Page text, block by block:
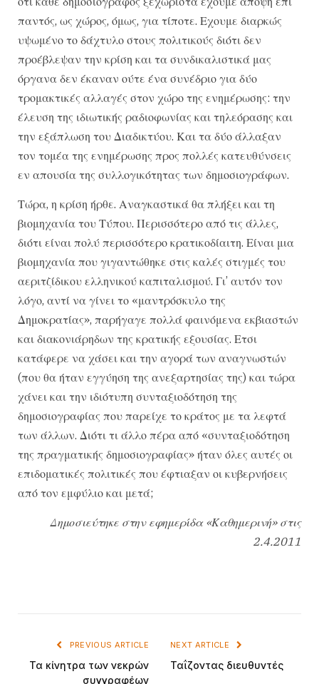
παντός, ως χώρος, όμως, για τίποτε. Εχουμε διαρκώς
υψωμένο το δάχτυλο στους πολιτικούς διότι δεν
προέβλεψαν την κρίση και τα συνδικαλιστικά μας
όργανα δεν έκαναν ούτε ένα συνέδριο για δύο
τρομακτικές αλλαγές στον χώρο της ενημέρωσης: την
έλευση της ιδιωτικής ραδιοφωνίας και τηλεόρασης και
την εξάπλωση του Διαδικτύου. Και τα δύο άλλαξαν
τον τομέα της ενημέρωσης προς πολλές κατευθύνσεις
εν απουσία της συλλογικότητας των δημοσιογράφων.
Τώρα, η κρίση ήρθε. Αναγκαστικά θα πλήξει και τη
βιομηχανία του Τύπου. Περισσότερο από τις άλλες,
διότι είναι πολύ περισσότερο κρατικοδίαιτη. Είναι μια
βιομηχανία που γιγαντώθηκε στις καλές στιγμές του
αεριτζίδικου ελληνικού καπιταλισμού. Γι’ αυτόν τον
λόγο, αντί να γίνει το «μαντρόσκυλο της
Δημοκρατίας», παρήγαγε πολλά φαινόμενα εκβιαστών
και διακονιάρηδων της κρατικής εξουσίας. Ετσι
κατάφερε να χάσει και την αγορά των αναγνωστών
(που θα ήταν εγγύηση της ανεξαρτησίας της) και τώρα
χάνει και την ιδιότυπη συνταξιοδότηση της
δημοσιογραφίας που παρείχε το κράτος με τα λεφτά
των άλλων. Διότι τι άλλο πέρα από «συνταξιοδότηση
της πραγματικής δημοσιογραφίας» ήταν όλες αυτές οι
επιδοματικές πολιτικές που έφτιαξαν οι κυβερνήσεις
από τον εμφύλιο και μετά;
Δημοσιεύτηκε στην εφημερίδα «Καθημερινή» στις
2.4.2011
PREVIOUS ARTICLE
Τα κίνητρα των νεκρών
συγγραφέων
NEXT ARTICLE
Ταΐζοντας διευθυντές